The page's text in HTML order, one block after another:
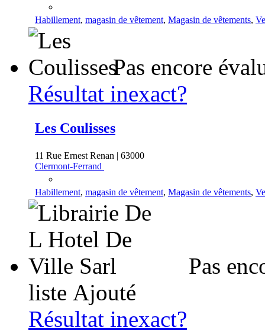
Habillement, magasin de vêtement, Magasin de vêtements,
Pas encore
Résultat inexact?
Les Coulisses
11 Rue Ernest Renan | 63000
Clermont-Ferrand
Habillement, magasin de vêtement, Magasin de vêtements,
Pas
liste Ajouté
Résultat inexact?